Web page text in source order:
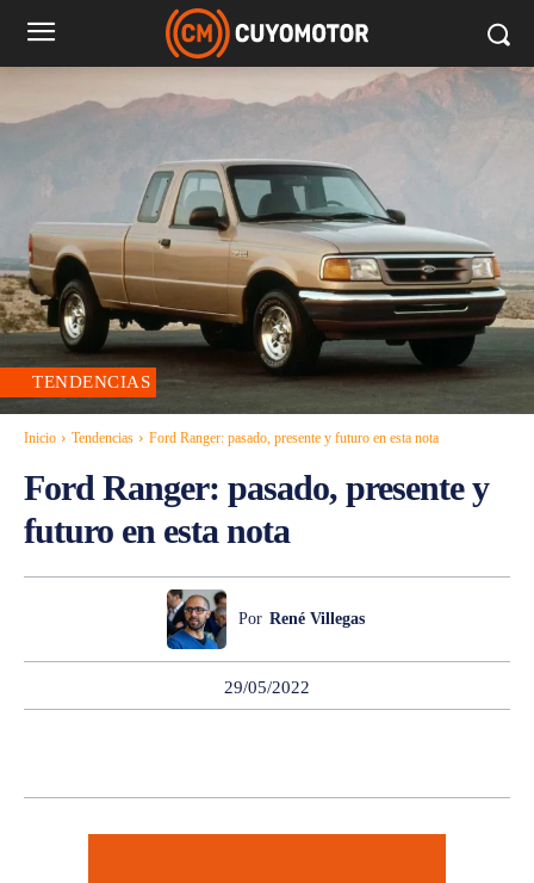
TENDENCIAS
Inicio Tendencias Ford Ranger: pasado, presente y futuro en esta nota
Ford Ranger: pasado, presente y
futuro en esta nota
Por René Villegas
29/05/2022